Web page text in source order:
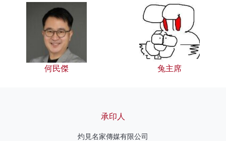
何民傑 兔主席
承印人
灼見名家傳媒有限公司